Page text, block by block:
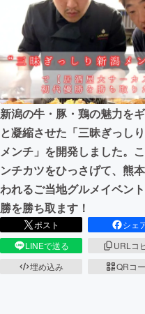
アート・写真
テクノロジー・
映像・映画
ビジネス・起業
まちづくり・地
CAMPFIRE for Social
CAMPFIREふるさと
新潟の牛・豚・鶏の魅力を
と凝縮させた「三昧ぎっし
メンチ」を開発しました。
ンチカツをひっさげて、熊
われるご当地グルメイベン
勝を勝ち取ます！
ポスト
シェ
LINEで送る
URLコ
埋め込み
QRコ